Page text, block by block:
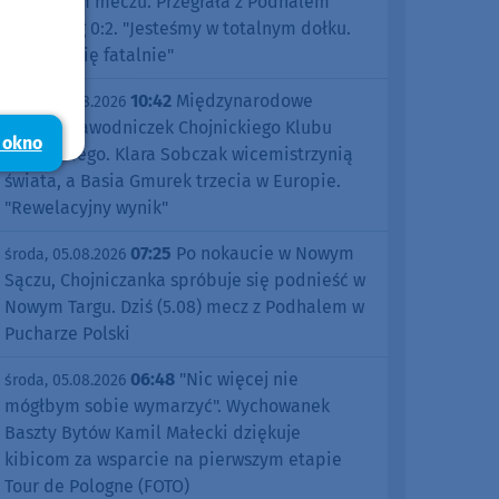
Nowy Targ 0:2. "Jesteśmy w totalnym dołku.
Czujemy się fatalnie"
środa, 05.08.2026 10:42 Międzynarodowe
sukcesy zawodniczek Chojnickiego Klubu
Żeglarskiego. Klara Sobczak wicemistrzynią
świata, a Basia Gmurek trzecia w Europie.
"Rewelacyjny wynik"
środa, 05.08.2026 07:25 Po nokaucie w Nowym
Sączu, Chojniczanka spróbuje się podnieść w
Nowym Targu. Dziś (5.08) mecz z Podhalem w
Pucharze Polski
środa, 05.08.2026 06:48 "Nic więcej nie
mógłbym sobie wymarzyć". Wychowanek
Baszty Bytów Kamil Małecki dziękuje
kibicom za wsparcie na pierwszym etapie
Tour de Pologne (FOTO)